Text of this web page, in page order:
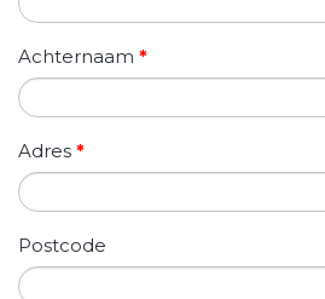
Achternaam *
Adres *
Postcode